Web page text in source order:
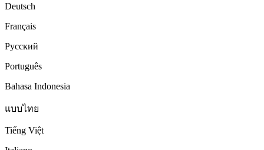
Deutsch
Français
Русский
Português
Bahasa Indonesia
แบบไทย
Tiếng Việt